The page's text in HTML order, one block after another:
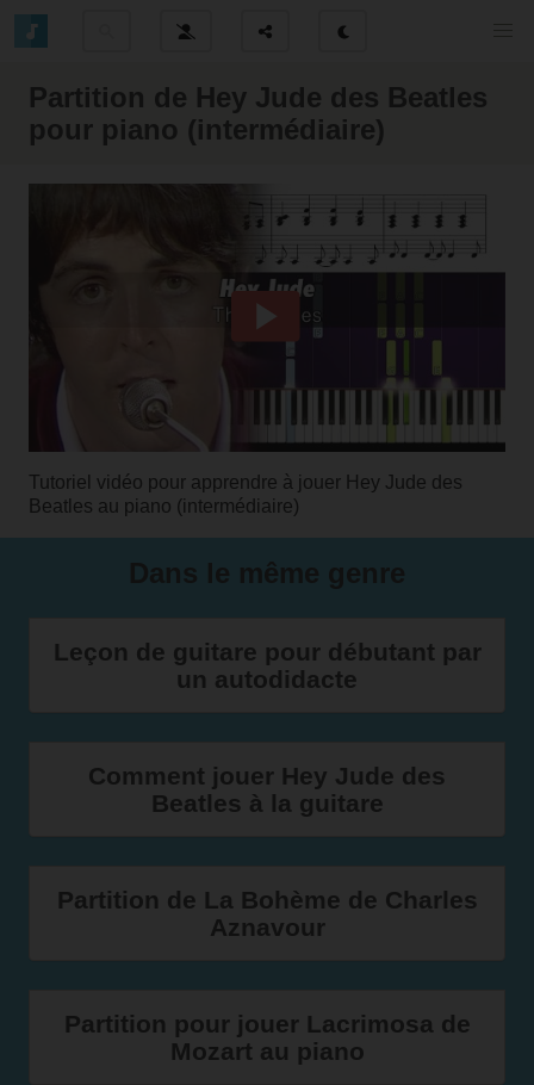
Partition de Hey Jude des Beatles
pour piano (intermédiaire)
Tutoriel vidéo pour apprendre à jouer Hey Jude des
Beatles au piano (intermédiaire)
Leçon de guitare pour débutant par
un autodidacte
Comment jouer Hey Jude des
Beatles à la guitare
Partition de La Bohème de Charles
Aznavour
Partition pour jouer Lacrimosa de
Mozart au piano